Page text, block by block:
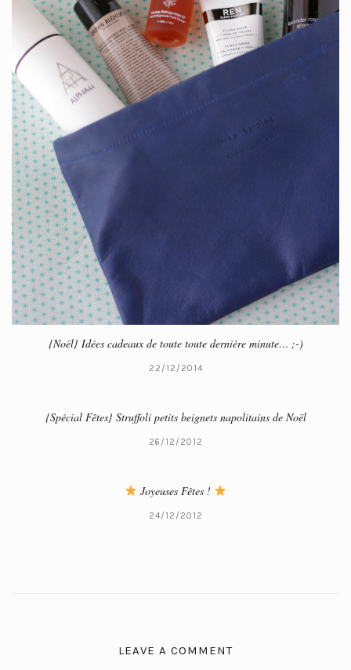
{Noël} Idées cadeaux de toute toute dernière minute… ;-)
22/12/2014
{Spécial Fêtes} Struffoli petits beignets napolitains de Noël
26/12/2012
Joyeuses Fêtes !
24/12/2012
LEAVE A COMMENT